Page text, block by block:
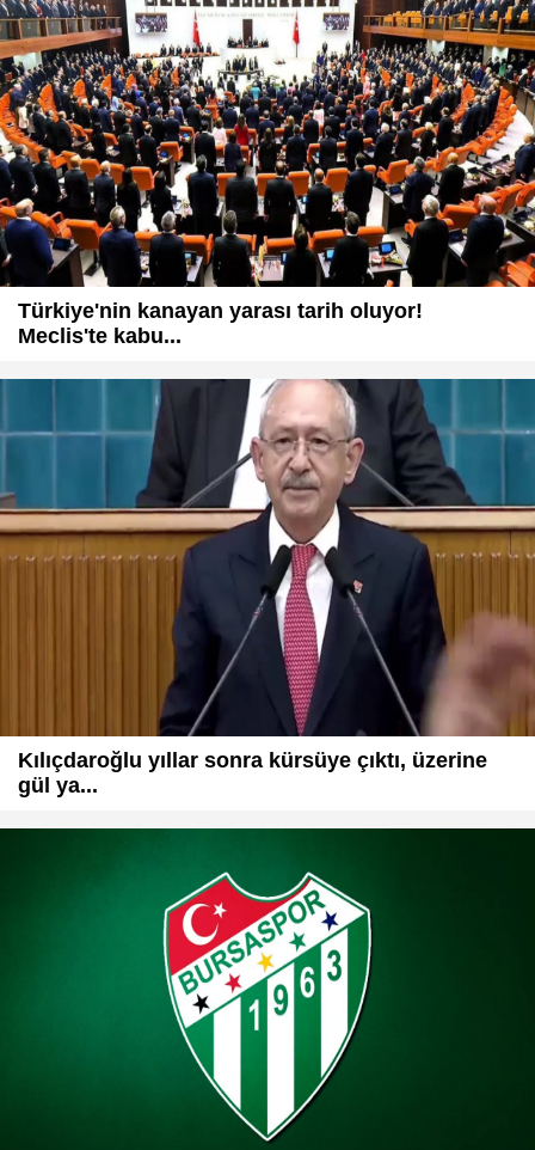
Türkiye'nin kanayan yarası tarih oluyor!
Meclis'te kabu...
Kılıçdaroğlu yıllar sonra kürsüye çıktı, üzerine
gül ya...